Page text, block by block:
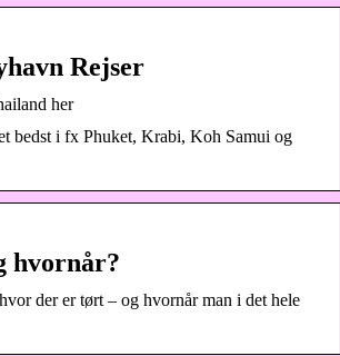
Rejser
her
bedst i fx Phuket, Krabi, Koh Samui og
hvornår?
der er tørt – og hvornår man i det hele